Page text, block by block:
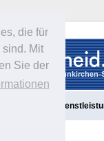
die für
Mit
Sie der